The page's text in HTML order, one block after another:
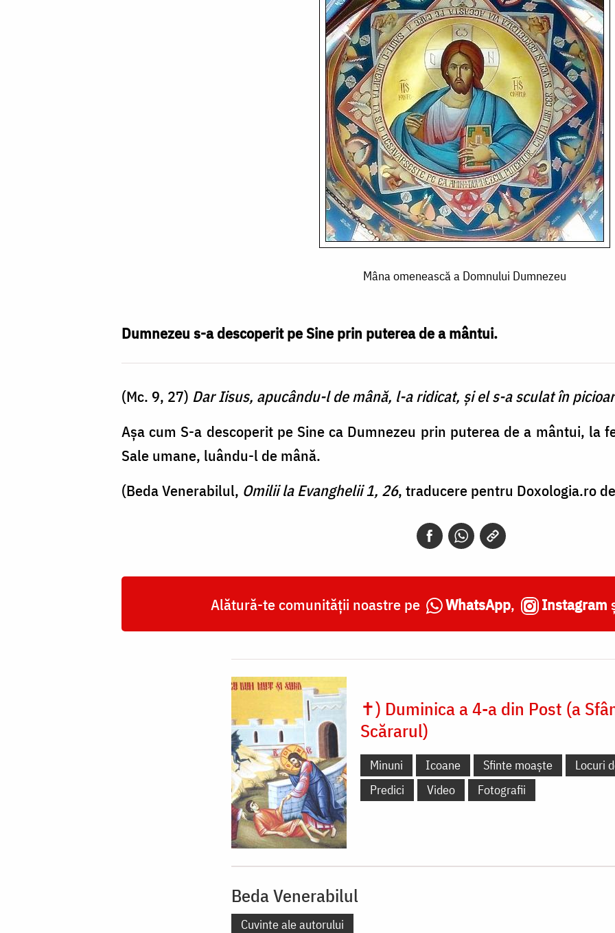
Mâna omenească a Domnului Dumnezeu
Dumnezeu s-a descoperit pe Sine prin puterea de a mântui.
(Mc. 9, 27) Dar Iisus, apucându-l de mână, l-a ridicat, şi el s-a sculat în
Așa cum S-a descoperit pe Sine ca Dumnezeu prin puterea de a mântui, la
Sale umane, luându-l de mână.
(Beda Venerabilul, Omilii la Evanghelii 1, 26, traducere pentru Doxologia.ro
Alătură-te comunității noastre pe WhatsApp, Instagram
✝) Duminica a 4-a din Post (a
Scărarul)
Minuni Icoane Sfinte moaște
Locuri
Predici
Video Fotografii
Beda Venerabilul
Cuvinte ale autorului